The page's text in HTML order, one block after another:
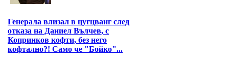
Генерала влизал в цугцванг след
отказа на Даниел Вълчев, с
Копринков кофти, без него
кофтално?! Само че "Бойко"...